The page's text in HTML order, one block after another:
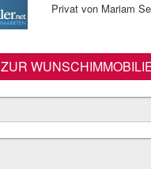
Privat von Mariam
ZUR